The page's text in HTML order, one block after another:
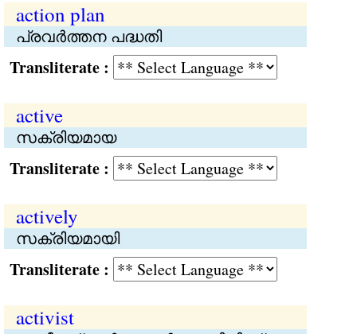
action plan
പ്രവര്‍ത്തന പദ്ധതി
:
active
സക്രിയമായ
:
actively
സക്രിയമായി
:
activist